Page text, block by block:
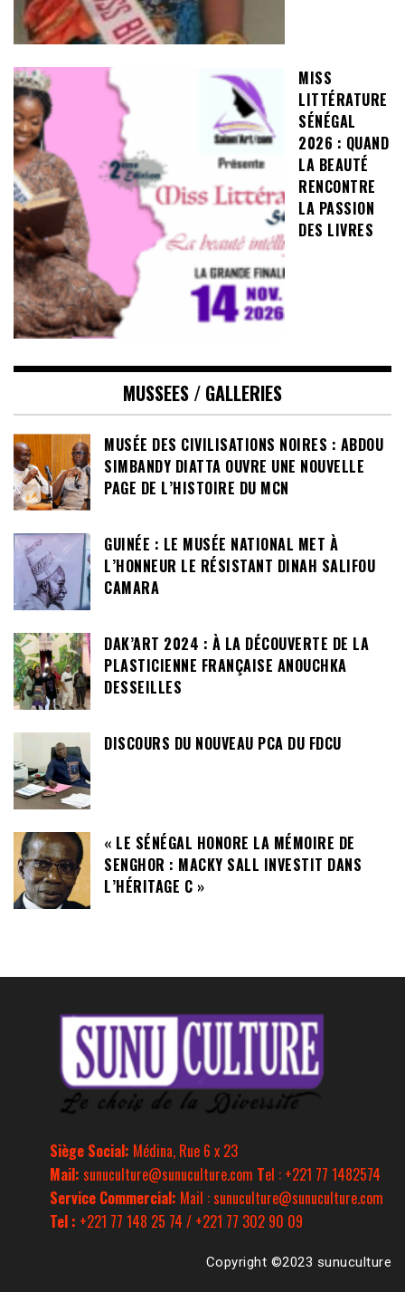
MISS
LITTÉRATURE
SÉNÉGAL
2026 : QUAND
LA BEAUTÉ
RENCONTRE
LA PASSION
DES LIVRES
MUSSEES / GALLERIES
MUSÉE DES CIVILISATIONS NOIRES : ABDOU
SIMBANDY DIATTA OUVRE UNE NOUVELLE
PAGE DE L’HISTOIRE DU MCN
GUINÉE : LE MUSÉE NATIONAL MET À
L’HONNEUR LE RÉSISTANT DINAH SALIFOU
CAMARA
DAK’ART 2024 : À LA DÉCOUVERTE DE LA
PLASTICIENNE FRANÇAISE ANOUCHKA
DESSEILLES
DISCOURS DU NOUVEAU PCA DU FDCU
« LE SÉNÉGAL HONORE LA MÉMOIRE DE
SENGHOR : MACKY SALL INVESTIT DANS
L’HÉRITAGE C »
Siège Social: Médina, Rue 6 x 23
Mail: sunuculture@sunuculture.com Tel : +221 77 1482574
Service Commercial: Mail : sunuculture@sunuculture.com
Tel : +221 77 148 25 74 / +221 77 302 90 09
Copyright ©2023 sunuculture